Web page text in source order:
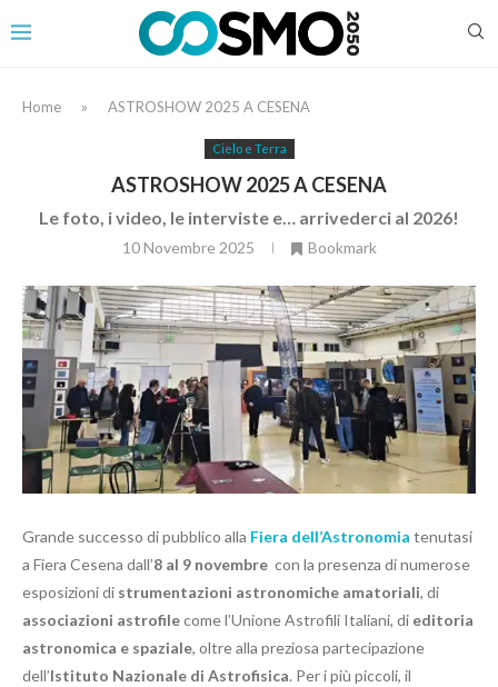
Home » ASTROSHOW 2025 A CESENA
Cielo e Terra
ASTROSHOW 2025 A CESENA
Le foto, i video, le interviste e… arrivederci al 2026!
10 Novembre 2025 Bookmark
Grande successo di pubblico alla Fiera dell’Astronomia tenutasi
a Fiera Cesena dall’8 al 9 novembre con la presenza di numerose
esposizioni di strumentazioni astronomiche amatoriali, di
associazioni astrofilecome l’Unione Astrofili Italiani, di editoria
astronomica e spaziale, oltre alla preziosa partecipazione
dell’Istituto Nazionale di Astrofisica. Per i più piccoli, il